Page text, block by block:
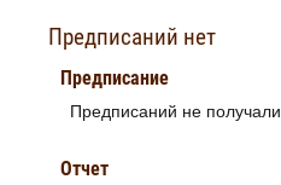
Предписаний нет
Предписание
Предписаний не получали
Отчет